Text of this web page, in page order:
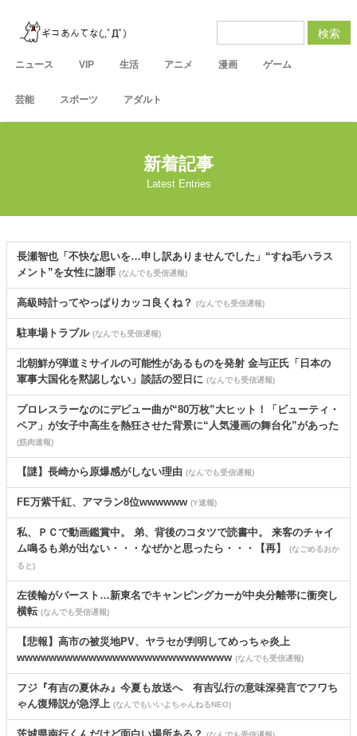
ニュース VIP 生活 アニメ 漫画 ゲーム
芸能 スポーツ アダルト
検索
新着記事
Latest Entries
長瀬智也「不快な思いを…申し訳ありませんでした」“すね毛ハラス
メント”を女性に謝罪 (なんでも受信遅報)
高級時計ってやっぱりカッコ良くね？ (なんでも受信遅報)
駐車場トラブル (なんでも受信遅報)
北朝鮮が弾道ミサイルの可能性があるものを発射 金与正氏「日本の
軍事大国化を黙認しない」談話の翌日に (なんでも受信遅報)
プロレスラーなのにデビュー曲が“80万枚”大ヒット！「ビューティ・
ペア」が女子中高生を熱狂させた背景に“人気漫画の舞台化”があった
(筋肉速報)
【謎】長崎から原爆感がしない理由 (なんでも受信遅報)
FE万紫千紅、アマラン8位wwwwww (Y速報)
私、ＰＣで動画鑑賞中。 弟、背後のコタツで読書中。 来客のチャイ
ム鳴るも弟が出ない・・・なぜかと思ったら・・・【再】
(なごめるおか
ると)
左後輪がバースト…新東名でキャンピングカーが中央分離帯に衝突し
横転 (なんでも受信遅報)
【悲報】高市の被災地PV、ヤラセが判明してめっちゃ炎上
wwwwwwwwwwwwwwwwwwwwwwwwwww (なんでも受信遅報)
フジ『有吉の夏休み』今夏も放送へ 有吉弘行の意味深発言でフワち
ゃん復帰説が急浮上 (なんでもいいよちゃんねるNEO)